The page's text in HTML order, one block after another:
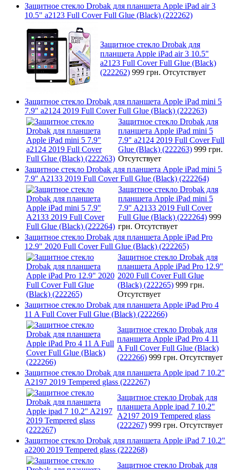
Защитное стекло Drobak для планшета Apple iPad air 3
10.5" a2123 Full Cover Full Glue (Black) (222262)
Защитное стекло Drobak для
планшета Apple iPad air 3 10.5"
a2123 Full Cover Full Glue (Black)
(222262) 999 грн. Отсутствует
Защитное стекло Drobak для планшета Apple iPad mini 5
7.9" a2124 2019 Full Cover Full Glue (Black) (222263)
Защитное стекло Drobak для
планшета Apple iPad mini 5
7.9" a2124 2019 Full Cover Full
Glue (Black) (222263) 999 грн.
Отсутствует
Защитное стекло Drobak для планшета Apple iPad mini 5
7.9" A2133 2019 Full Cover Full Glue (Black) (222264)
Защитное стекло Drobak для
планшета Apple iPad mini 5
7.9" A2133 2019 Full Cover
Full Glue (Black) (222264) 999
грн. Отсутствует
Защитное стекло Drobak для планшета Apple iPad Pro
12.9" 2020 Full Cover Full Glue (Black) (222265)
Защитное стекло Drobak для
планшета Apple iPad Pro 12.9"
2020 Full Cover Full Glue
(Black) (222265) 999 грн.
Отсутствует
Защитное стекло Drobak для планшета Apple iPad Pro 4
11 A Full Cover Full Glue (Black) (222266)
Защитное стекло Drobak для
планшета Apple iPad Pro 4 11
A Full Cover Full Glue (Black)
(222266) 999 грн. Отсутствует
Защитное стекло Drobak для планшета Apple ipad 7 10.2"
A2197 2019 Tempered glass (222267)
Защитное стекло Drobak для
планшета Apple ipad 7 10.2"
A2197 2019 Tempered glass
(222267) 999 грн. Отсутствует
Защитное стекло Drobak для планшета Apple iPad 7 10.2"
a2200 2019 Tempered glass (222268)
Защитное стекло Drobak для